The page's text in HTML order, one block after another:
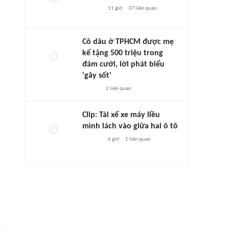
11 giờ 37liên quan
Cô dâu ở TPHCM được mẹ
kế tặng 500 triệu trong
đám cưới, lời phát biểu
'gây sốt'
2 liên quan
Clip: Tài xế xe máy liều
mình lách vào giữa hai ô tô
6 giờ 1 liên quan